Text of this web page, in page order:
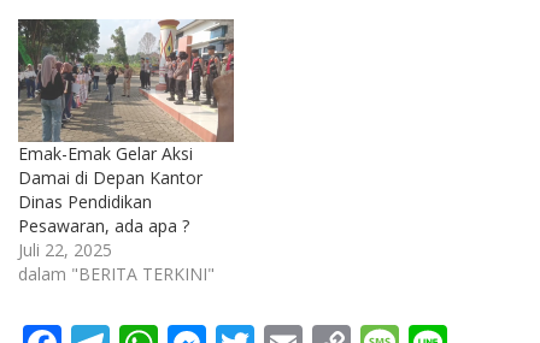
Emak-Emak Gelar Aksi
Damai di Depan Kantor
Dinas Pendidikan
Pesawaran, ada apa ?
Juli 22, 2025
dalam "BERITA TERKINI"